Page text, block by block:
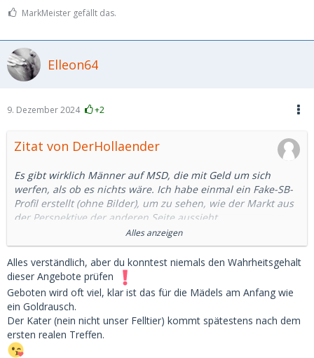
MarkMeister gefällt das.
Elleon64
9. Dezember 2024 +2
Zitat von DerHollaender
Es gibt wirklich Männer auf MSD, die mit Geld um sich
werfen, als ob es nichts wäre. Ich habe einmal ein Fake-SB-
Profil erstellt (ohne Bilder), um zu sehen, wie der Markt aus
der Perspektive der anderen Seite aussieht.
Innerhalb von 24 Stunden haben mir Männer folgendes
geboten:
1. 300 EUR für einen 20-minütigen Quickie im Auto
2. 900 EUR für ca. drei Stunden
3. 2-4k pro Monat (sogar von einem 39-Jährigen)
Besonders der letzte Punkt klingt für mich wirklich seltsam.
Ich weiß nicht einmal, welche Berufe in Deutschland zu
einem verfügbaren Einkommen von über 4.000 führen
Alles anzeigen
Alles verständlich, aber du konntest niemals den Wahrheitsgehalt
dieser Angebote prüfen
Geboten wird oft viel, klar ist das für die Mädels am Anfang wie
ein Goldrausch.
Der Kater (nein nicht unser Felltier) kommt spätestens nach dem
ersten realen Treffen.